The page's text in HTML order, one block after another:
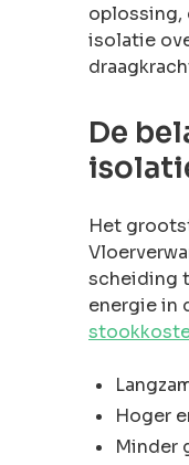
oplossing,
isolatie
De
Het
scheiding
energie in
Hoger
Minder